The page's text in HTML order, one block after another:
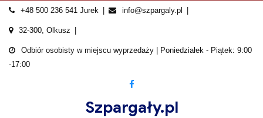
+48 500 236 541 Jurek info@szpargaly.pl
32-300, Olkusz
Odbiór osobisty w miejscu wyprzedaży | Poniedziałek - Piątek: 9:00
-17:00
Szpargały.pl